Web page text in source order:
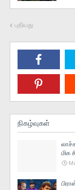
புதியது
நிகழ்வுகள்
மிக